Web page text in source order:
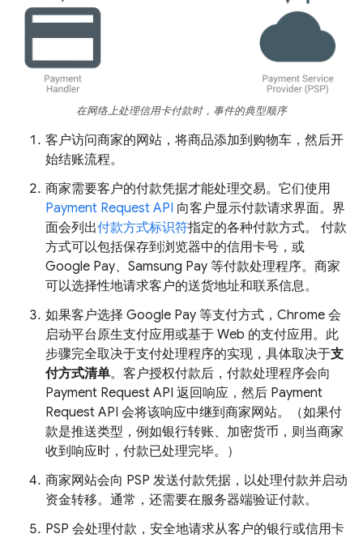
在网络上处理信用卡付款时，事件的典型顺序
客户访问商家的网站，将商品添加到购物车，然后开
始结账流程。
商家需要客户的付款凭据才能处理交易。它们使用
Payment Request API 向客户显示付款请求界面。 界
面会列出付款方式标识符指定的各种付款方式。
付款
方式可以包括保存到浏览器中的信用卡号，或
Google Pay、Samsung Pay 等付款处理程序。商家
可以选择性地请求客户的送货地址和联系信息。
如果客户选择 Google Pay 等支付方式，Chrome 会
启动平台原生支付应用或基于 Web 的支付应用。此
步骤完全取决于支付处理程序的实现，具体取决于支
付方式清单。客户授权付款后，付款处理程序会向
Payment Request API 返回响应，然后 Payment
Request API 会将该响应中继到商家网站。（如果付
款是推送类型，例如银行转账、加密货币，则当商家
收到响应时，付款已处理完毕。）
商家网站会向 PSP 发送付款凭据，以处理付款并启动
资金转移。通常，还需要在服务器端验证付款。
PSP 会处理付款，安全地请求从客户的银行或信用卡